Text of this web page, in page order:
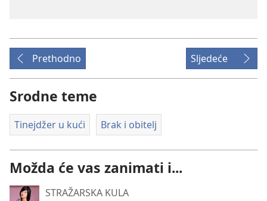
Prethodno Sljedeće
Srodne teme
Tinejdžer u kući Brak i obitelj
Možda će vas zanimati i...
STRAŽARSKA KULA